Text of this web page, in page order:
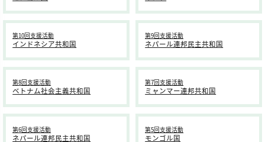
第10回支援活動
インドネシア共和国
第9回支援活動
ネパール連邦民主共和国
第8回支援活動
ベトナム社会主義共和国
第7回支援活動
ミャンマー連邦共和国
第6回支援活動
ネパール連邦民主共和国
第5回支援活動
モンゴル国